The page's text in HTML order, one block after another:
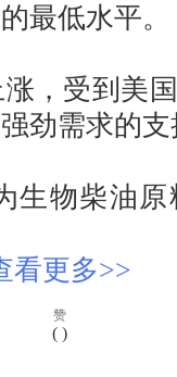
最低水平。
受到美国
劲需求的
物柴油原
看更多>>
赞
( )